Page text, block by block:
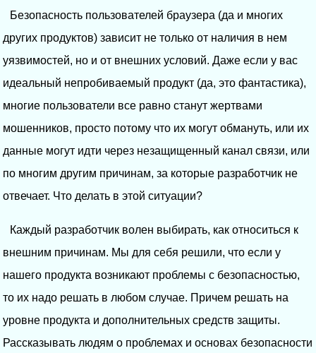
Безопасность пользователей браузера (да и многих
других продуктов) зависит не только от наличия в нем
уязвимостей, но и от внешних условий. Даже если у вас
идеальный непробиваемый продукт (да, это фантастика),
многие пользователи все равно станут жертвами
мошенников, просто потому что их могут обмануть, или их
данные могут идти через незащищенный канал связи, или
по многим другим причинам, за которые разработчик не
отвечает. Что делать в этой ситуации?
Каждый разработчик волен выбирать, как относиться к
внешним причинам. Мы для себя решили, что если у
нашего продукта возникают проблемы с безопасностью,
то их надо решать в любом случае. Причем решать на
уровне продукта и дополнительных средств защиты.
Рассказывать людям о проблемах и основах безопасности